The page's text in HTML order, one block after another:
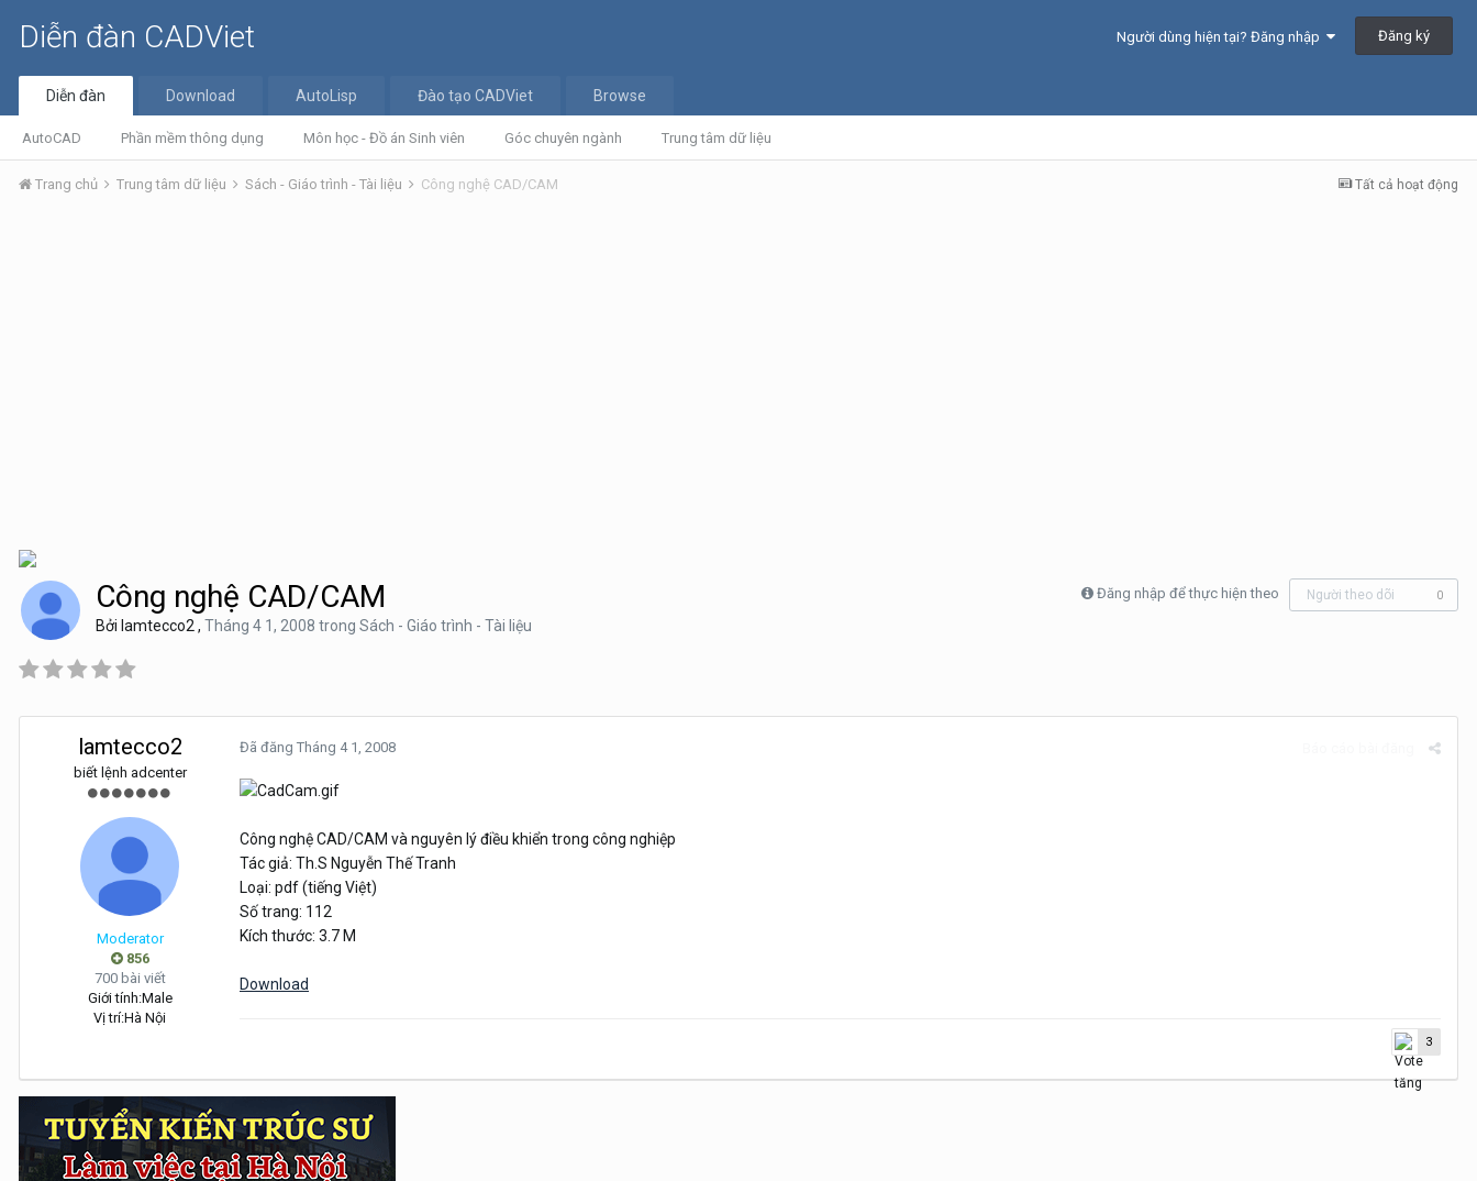
Diễn đàn CADViet Người dùng hiện tại? Đăng nhập Đăng ký
Diễn đàn
AutoCAD Phần mềm thông dụng Môn học - Đồ án Sinh viên Góc chuyên ngành Trung tâm dữ liệu
Download AutoLisp Đào tạo CADViet Browse
Tất cả hoạt động
Trang chủ Trung tâm dữ liệu Sách - Giáo trình - Tài liệu Công nghệ CAD/CAM
Đăng nhập để thực hiện theo Người theo dõi 0
Công nghệ CAD/CAM
Bởi lamtecco2 , Tháng 4 1, 2008 trong Sách - Giáo trình - Tài liệu
lamtecco2
biết lệnh adcenter
Moderator
856
700 bài viết
Giới tính:Male
Vị trí:Hà Nội
Đã đăng Tháng 4 1, 2008
Công nghệ CAD/CAM và nguyên lý điều khiển trong công nghiệp
Tác giả: Th.S Nguyễn Thế Tranh
Loại: pdf (tiếng Việt)
Số trang: 112
Kích thước: 3.7 M
Download
3